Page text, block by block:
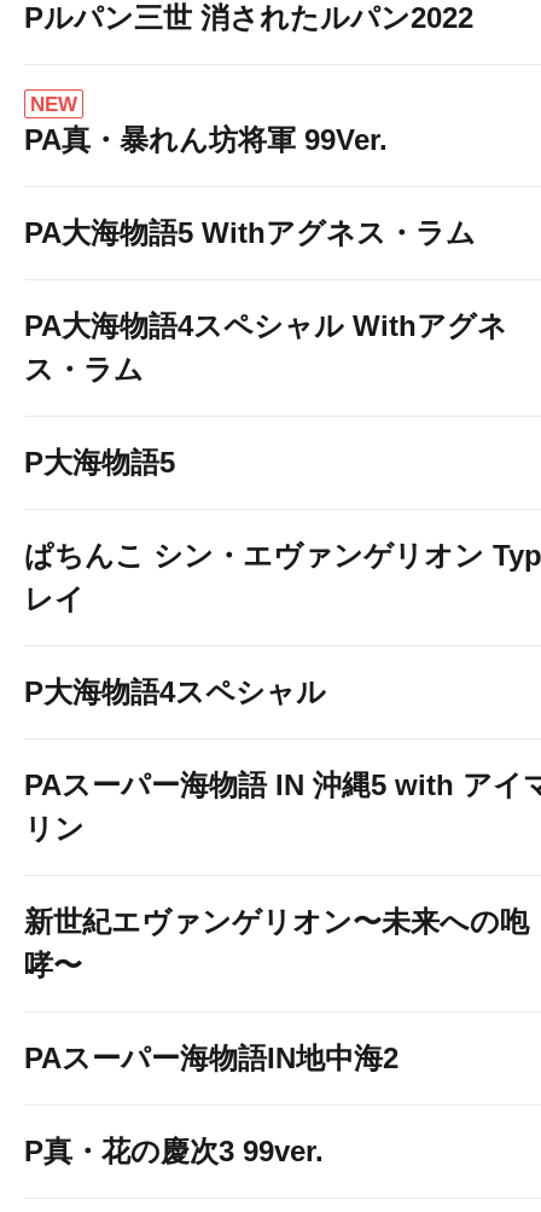
Pルパン三世 消されたルパン2022
NEW
PA真・暴れん坊将軍 99Ver.
PA大海物語5 Withアグネス・ラム
PA大海物語4スペシャル Withアグネ
ス・ラム
P大海物語5
ぱちんこ シン・エヴァンゲリオン
レイ
P大海物語4スペシャル
PAスーパー海物語 IN 沖縄5 with アイ
リン
新世紀エヴァンゲリオン〜未来への咆
哮〜
PAスーパー海物語IN地中海2
P真・花の慶次3 99ver.